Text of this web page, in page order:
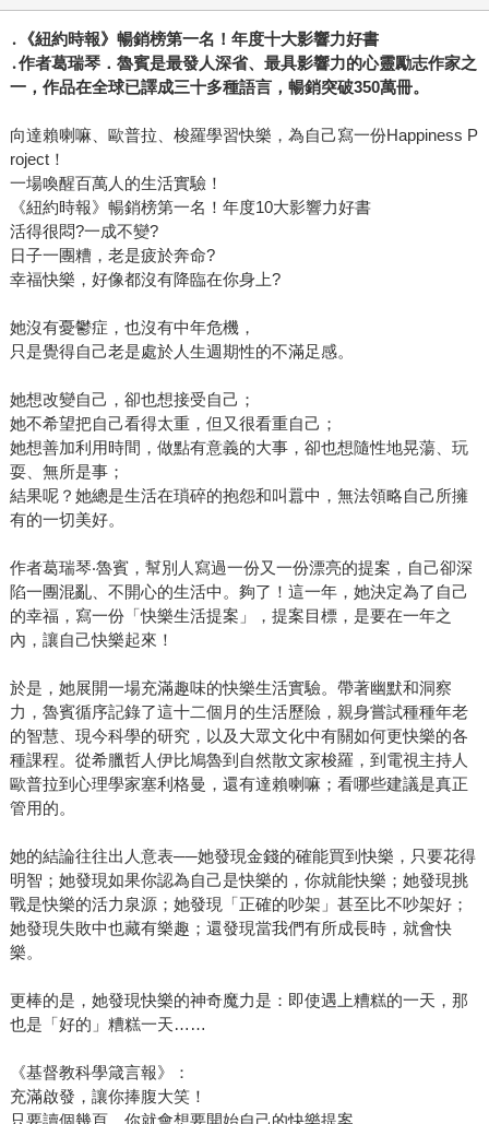
․《紐約時報》暢銷榜第一名！年度十大影響力好書
․作者葛瑞琴．魯賓是最發人深省、最具影響力的心靈勵志作家之
一，作品在全球已譯成三十多種語言，暢銷突破350萬冊。
向達賴喇嘛、歐普拉、梭羅學習快樂，為自己寫一份Happiness P
roject！
一場喚醒百萬人的生活實驗！
《紐約時報》暢銷榜第一名！年度10大影響力好書
活得很悶?一成不變?
日子一團糟，老是疲於奔命?
幸福快樂，好像都沒有降臨在你身上?
她沒有憂鬱症，也沒有中年危機，
只是覺得自己老是處於人生週期性的不滿足感。
她想改變自己，卻也想接受自己；
她不希望把自己看得太重，但又很看重自己；
她想善加利用時間，做點有意義的大事，卻也想隨性地晃蕩、玩
耍、無所是事；
結果呢？她總是生活在瑣碎的抱怨和叫囂中，無法領略自己所擁
有的一切美好。
作者葛瑞琴‧魯賓，幫別人寫過一份又一份漂亮的提案，自己卻深
陷一團混亂、不開心的生活中。夠了！這一年，她決定為了自己
的幸福，寫一份「快樂生活提案」，提案目標，是要在一年之
內，讓自己快樂起來！
於是，她展開一場充滿趣味的快樂生活實驗。帶著幽默和洞察
力，魯賓循序記錄了這十二個月的生活歷險，親身嘗試種種年老
的智慧、現今科學的研究，以及大眾文化中有關如何更快樂的各
種課程。從希臘哲人伊比鳩魯到自然散文家梭羅，到電視主持人
歐普拉到心理學家塞利格曼，還有達賴喇嘛；看哪些建議是真正
管用的。
她的結論往往出人意表──她發現金錢的確能買到快樂，只要花得
明智；她發現如果你認為自己是快樂的，你就能快樂；她發現挑
戰是快樂的活力泉源；她發現「正確的吵架」甚至比不吵架好；
她發現失敗中也藏有樂趣；還發現當我們有所成長時，就會快
樂。
更棒的是，她發現快樂的神奇魔力是：即使遇上糟糕的一天，那
也是「好的」糟糕一天……
《基督教科學箴言報》：
充滿啟發，讓你捧腹大笑！
只要讀個幾頁，你就會想要開始自己的快樂提案。